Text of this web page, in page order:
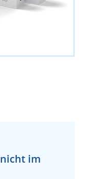
nicht im